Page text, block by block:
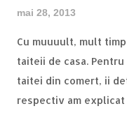
mai 28, 2013
Cu muuuult, mult
taiteii de casa.
taitei din comert, ii
respectiv am explicat